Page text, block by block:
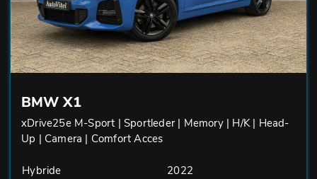
BMW X1
xDrive25e M-Sport | Sportleder | Memory | H/K | Head-
Up | Camera | Comfort Acces
Hybride
2022